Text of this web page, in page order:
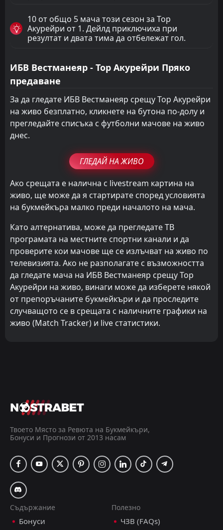
10 от общо 5 мача този сезон за Тор
Акурейри от 1. Дейлд приключиха при
резултат и двата тима да отбележат гол.
ИБВ Вестманеяр - Тор Акурейри Пряко
предаване
За да гледате ИБВ Вестманеяр срещу Тор Акурейри
на живо безплатно, кликнете на бутона по-долу и
прегледайте списъка с футболни мачове на живо
днес.
ГЛЕДАЙ НА ЖИВО
Ако срещата е налична с livestream картина на
живо, ще може да я стартирате според условията
на букмейкъра малко преди началото на мача.
Като алтернатива, може да прегледате ТВ
програмата на местните спортни канали и да
проверите кои мачове ще се излъчват на живо по
телевизията. Ако не разполагате с възможността
да гледате мача на ИБВ Вестманеяр срещу Тор
Акурейри на живо, винаги може да изберете някой
от препоръчаните букмейкъри и да проследите
случващото се в срещата с наличните графики на
живо (Match Tracker) и live статистики.
Твоето Място за Ревюта на Букмейкъри,
Бонуси и Прогнози от 2013 насам
Съдържание
Бонуси
Полезно
ЧЗВ (FAQs)